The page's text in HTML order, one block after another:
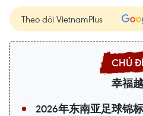
Theo dõi VietnamPlus
幸福
2026年东南亚足球锦